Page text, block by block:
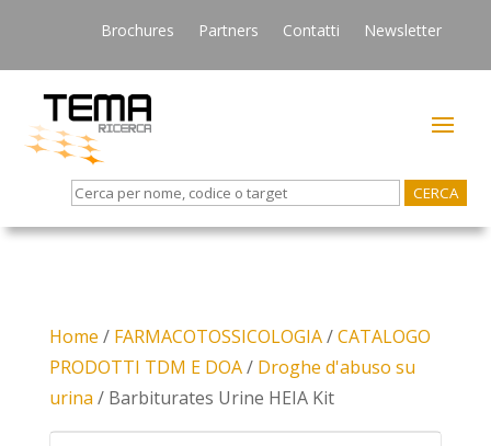
Brochures Partners Contatti Newsletter
Search
for:
Home / FARMACOTOSSICOLOGIA/CATALOGO
PRODOTTI TDM E DOA/ Droghe d'abuso su
urina / Barbiturates Urine HEIA Kit